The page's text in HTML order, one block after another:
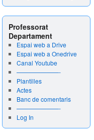
Professorat
Departament
Espai web a Drive
Espai web a Onedrive
Canal Youtube
———————-
Plantilles
Actes
Banc de comentaris
———————-
Log In